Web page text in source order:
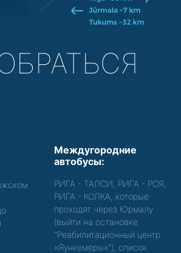
Междугородние
автобусы:
РИГА - ТАЛСИ, РИГА - РОЯ,
РИГА - КОЛКА, которые
проходят через Юрмалу
(выйти на остановке
"Реабилитационный центр
«Яункемеры»"), список